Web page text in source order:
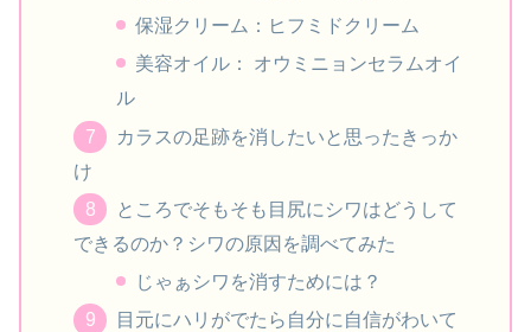
保湿クリーム：ヒフミドクリーム
美容オイル： オウミニョンセラムオイ
ル
カラスの足跡を消したいと思ったきっか
け
ところでそもそも目尻にシワはどうして
できるのか？シワの原因を調べてみた
じゃぁシワを消すためには？
目元にハリがでたら自分に自信がわいて